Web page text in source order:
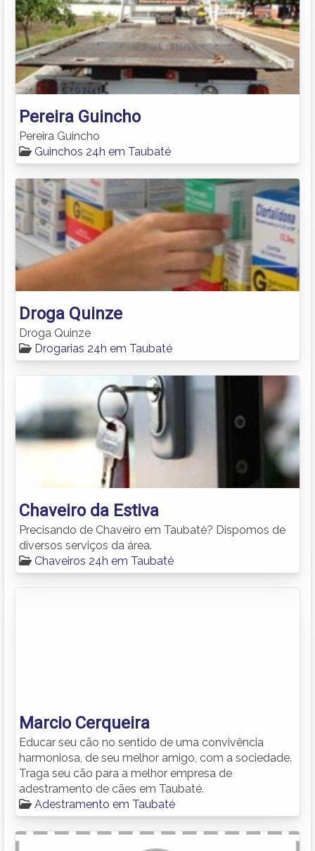
Pereira Guincho
Pereira Guincho
Guinchos 24h em Taubaté
Droga Quinze
Droga Quinze
Drogarias 24h em Taubaté
Chaveiro da Estiva
Precisando de Chaveiro em Taubaté? Dispomos de
diversos serviços da área.
Chaveiros 24h em Taubaté
Marcio Cerqueira
Educar seu cão no sentido de uma convivência
harmoniosa, de seu melhor amigo, com a sociedade.
Traga seu cão para a melhor empresa de
adestramento de cães em Taubaté.
Adestramento em Taubaté